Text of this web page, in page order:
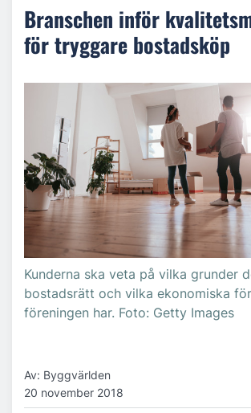
Branschen inför
för tryggare bostadsköp
Kunderna ska veta på vilka grunder
bostadsrätt och vilka ekonomiska
föreningen har. Foto: Getty Images
Av: Byggvärlden
20 november 2018